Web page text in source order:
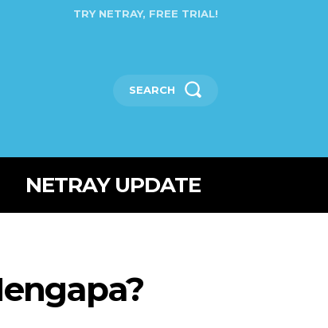
TRY NETRAY, FREE TRIAL!
SEARCH
NETRAY UPDATE